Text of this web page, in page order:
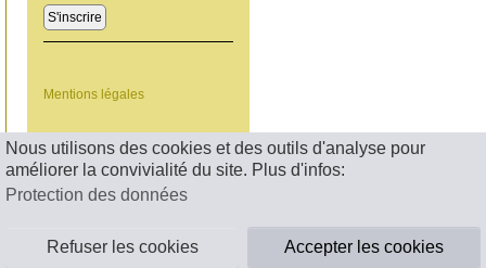
Nous utilisons des cookies et des outils d'analyse pour
améliorer la convivialité du site. Plus d'infos:
Protection des données
Refuser les cookies Accepter les cookies
S'inscrire
Mentions légales